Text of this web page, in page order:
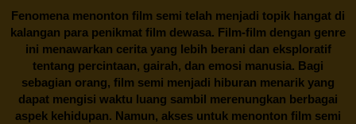
Fenomena menonton film semi telah menjadi topik hangat di
kalangan para penikmat film dewasa. Film-film dengan genre
ini menawarkan cerita yang lebih berani dan eksploratif
tentang percintaan, gairah, dan emosi manusia. Bagi
sebagian orang, film semi menjadi hiburan menarik yang
dapat mengisi waktu luang sambil merenungkan berbagai
aspek kehidupan. Namun, akses untuk menonton film semi